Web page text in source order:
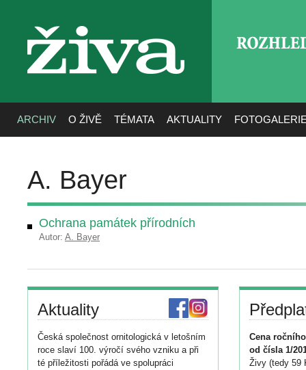
živa
ARCHIV O ŽIVĚ TÉMATA AKTUALITY
A. Bayer
Ochrana památek přírodních
Autor: A. Bayer
Aktuality
Česká společnost ornitologická v letošním
roce slaví 100. výročí svého vzniku a při
té příležitosti pořádá ve spolupráci
Cena
od čísla 1/
Živy (tedy 59